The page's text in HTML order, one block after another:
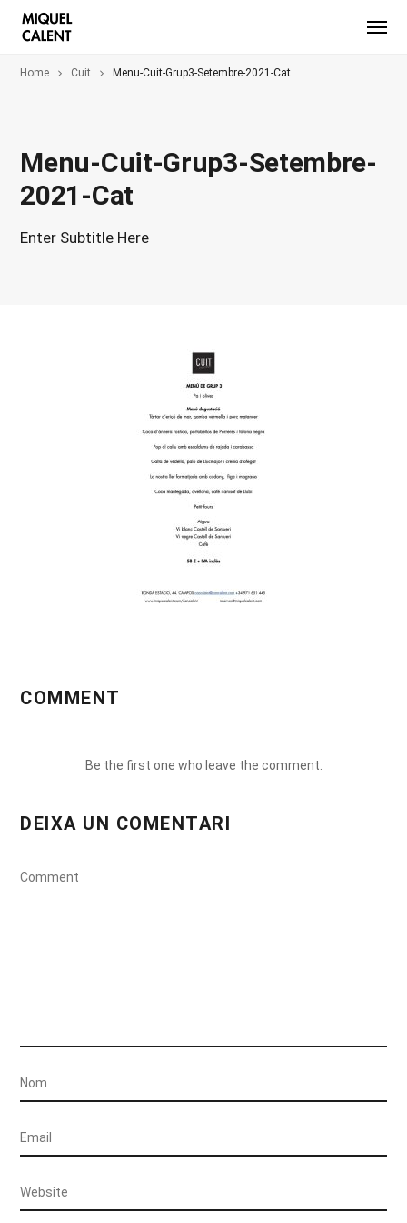
Home Cuit Menu-Cuit-Grup3-Setembre-2021-Cat
Menu-Cuit-Grup3-Setembre-
2021-Cat
Enter Subtitle Here
COMMENT
Be the first one who leave the comment.
DEIXA UN COMENTARI